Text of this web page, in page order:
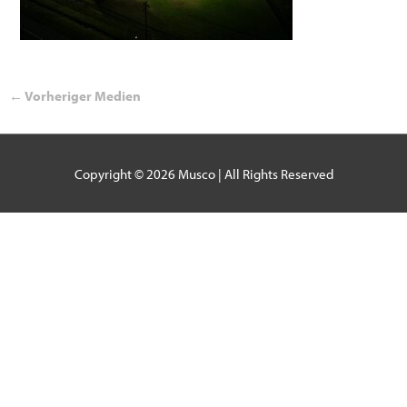
← Vorheriger Medien
Copyright © 2026 Musco| All Rights Reserved